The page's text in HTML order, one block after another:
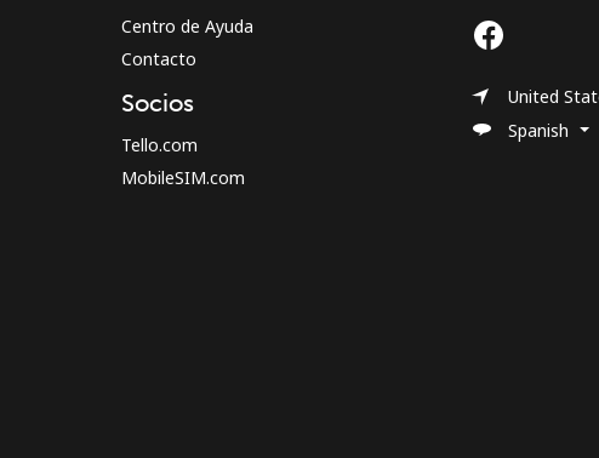
REGÍSTRATE →
Centro de Ayuda
Contacto
Socios
Tello.com
MobileSIM.com
United
Spanish